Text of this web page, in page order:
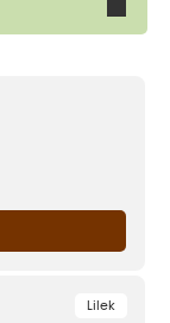
Lilek